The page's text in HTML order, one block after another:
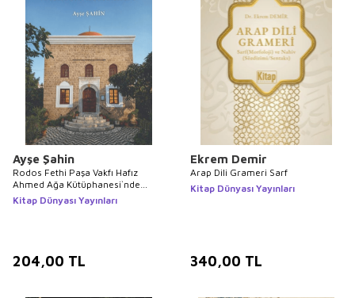
Ayşe Şahin
Rodos Fethi Paşa Vakfı Hafız
Ahmed Ağa Kütüphanesi`nde
Bulunan Kıraat İle İlgili Yazma
Eserler
Kitap Dünyası Yayınları
204,00 TL
Ekrem Demir
Arap Dili Grameri Sarf
Kitap Dünyası Yayınları
340,00 TL